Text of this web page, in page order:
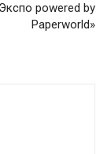
powered by
Paperworld»